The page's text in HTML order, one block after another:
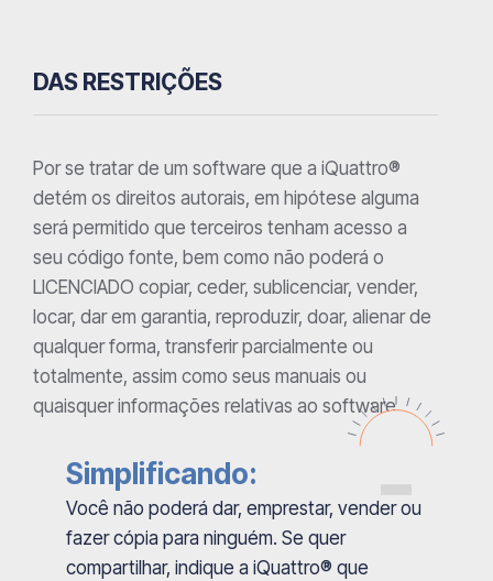
DAS RESTRIÇÕES
Por se tratar de um software que a iQuattro®
detém os direitos autorais, em hipótese alguma
será permitido que terceiros tenham acesso a
seu código fonte, bem como não poderá o
LICENCIADO copiar, ceder, sublicenciar, vender,
locar, dar em garantia, reproduzir, doar, alienar de
qualquer forma, transferir parcialmente ou
totalmente, assim como seus manuais ou
quaisquer informações relativas ao software.
Simplificando:
Você não poderá dar, emprestar, vender ou
fazer cópia para ninguém. Se quer
compartilhar, indique a iQuattro® que